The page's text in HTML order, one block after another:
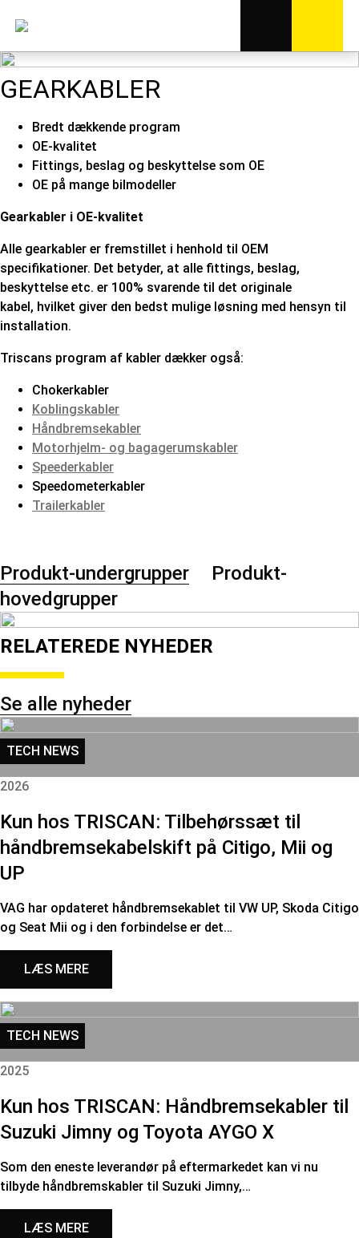
GEARKABLER
Bredt dækkende program
OE-kvalitet
Fittings, beslag og beskyttelse som OE
OE på mange bilmodeller
Gearkabler i OE-kvalitet
Alle gearkabler er fremstillet i henhold til OEM
specifikationer. Det betyder, at alle fittings, beslag,
beskyttelse etc. er 100% svarende til det originale
kabel, hvilket giver den bedst mulige løsning med hensyn til
installation.
Triscans program af kabler dækker også:
Chokerkabler
Koblingskabler
Håndbremsekabler
Motorhjelm- og bagagerumskabler
Speederkabler
Speedometerkabler
Trailerkabler
Produkt-undergrupper
Produkt-
hovedgrupper
RELATEREDE NYHEDER
Se alle nyheder
TECH NEWS
2026
Kun hos TRISCAN: Tilbehørssæt til
håndbremsekabelskift på Citigo, Mii og
UP
VAG har opdateret håndbremsekablet til VW UP, Skoda Citigo
og Seat Mii og i den forbindelse er det…
LÆS MERE
TECH NEWS
2025
Kun hos TRISCAN: Håndbremsekabler til
Suzuki Jimny og Toyota AYGO X
Som den eneste leverandør på eftermarkedet kan vi nu
tilbyde håndbremskabler til Suzuki Jimny,…
LÆS MERE